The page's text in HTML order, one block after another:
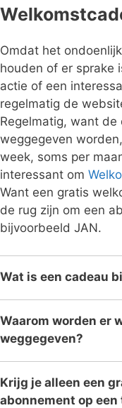
Omdat het
houden of er sprake
actie of een
regelmatig de
Regelmatig, want
weggegeven
week, soms per
interessant om
Want een gratis
de rug zijn om een
bijvoorbeeld JAN.
Wat is een cadeau
Waarom worden er
weggegeven?
Krijg je alleen een
abonnement op